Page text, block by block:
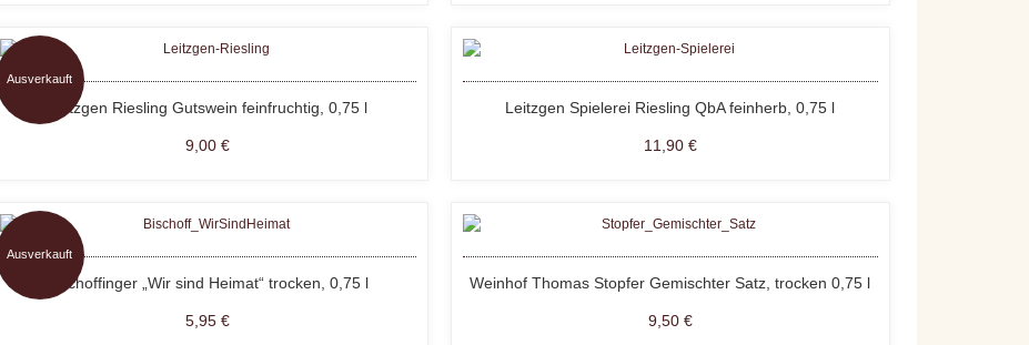
Ausverkauft
Leitzgen Riesling Gutswein feinfruchtig, 0,75 l
9,00 €
Leitzgen Spielerei Riesling QbA feinherb, 0,75 l
11,90 €
Ausverkauft
Bischoffinger „Wir sind Heimat“ trocken, 0,75 l
5,95 €
Weinhof Thomas Stopfer Gemischter Satz, trocken 0,75 l
9,50 €